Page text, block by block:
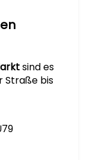
sind es
Straße bis